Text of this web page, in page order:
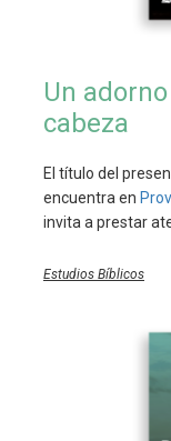
Un
cabeza
El título del
encuentra en
invita a prestar
Estudios Bíblicos